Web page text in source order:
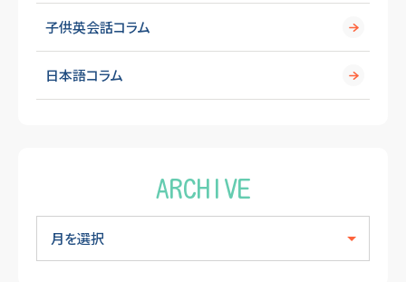
子供英会話コラム
日本語コラム
ARCHIVE